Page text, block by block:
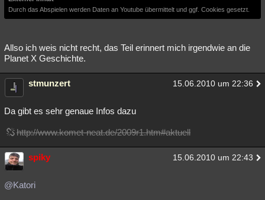
Durch das Abspielen werden Daten an Youtube übermittelt und ggf. Cookies gesetzt.
Allso ich weis nicht recht, das Teil erinnert mich irgendwie an die
Planet X Geschichte.
stmunzert 15.06.2010 um 22:36
Da gibt es sehr genaue Infos dazu
http://www.komet-neat.de/2009r1.htm#aktuell
spiky 15.06.2010 um 22:43
@Katori